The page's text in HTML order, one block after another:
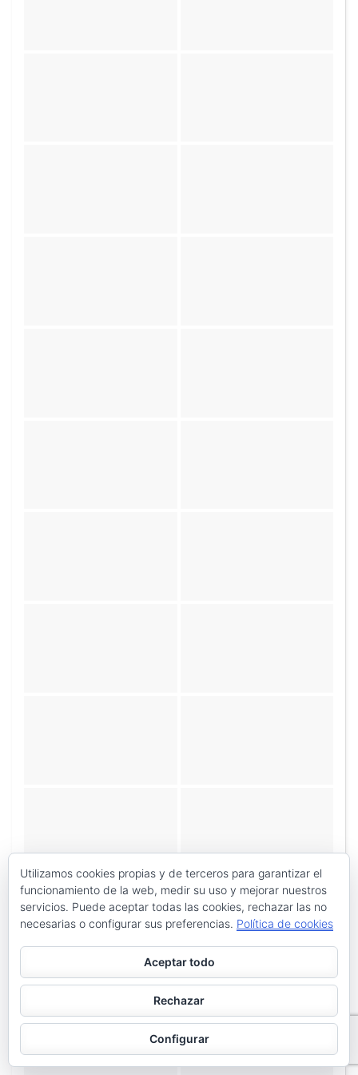
Utilizamos cookies propias y de terceros para garantizar el
funcionamiento de la web, medir su uso y mejorar nuestros
servicios. Puede aceptar todas las cookies, rechazar las no
necesarias o configurar sus preferencias. Política de cookies
Aceptar todo
Rechazar
Configurar